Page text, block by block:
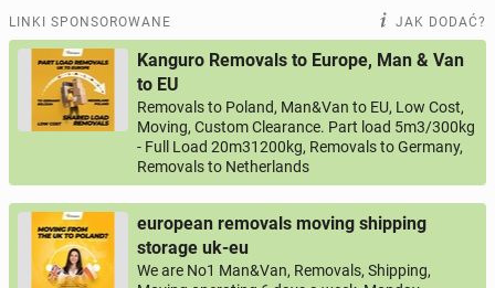
LINKI SPONSOROWANE JAK DODAĆ?
Kanguro Removals to Europe, Man & Van
to EU
Removals to Poland, Man&Van to EU, Low Cost,
Moving, Custom Clearance. Part load 5m3/300kg
- Full Load 20m31200kg, Removals to Germany,
Removals to Netherlands
european removals moving shipping
storage uk-eu
We are No1 Man&Van, Removals, Shipping,